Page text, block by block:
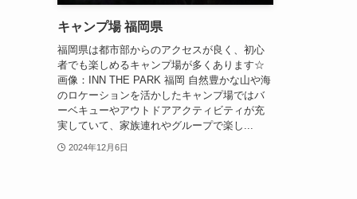
キャンプ場 福岡県
福岡県は都市部からのアクセスが良く、初心
者でも楽しめるキャンプ場が多くあります☆
画像：INN THE PARK 福岡 自然豊かな山や海
のロケーションを活かしたキャンプ場ではバ
ーベキューやアウトドアアクティビティが充
実していて、家族連れやグループで楽し...
2024年12月6日